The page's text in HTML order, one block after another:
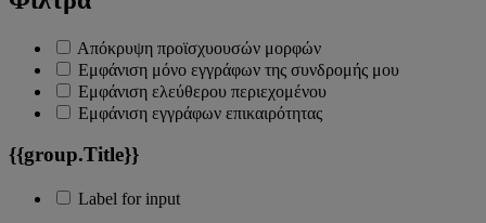
Απόκρυψη προϊσχυουσών μορφών
Εμφάνιση μόνο εγγράφων της συνδρομής μου
Εμφάνιση ελεύθερου περιεχομένου
Εμφάνιση εγγράφων επικαιρότητας
{{group.Title}}
Label for input